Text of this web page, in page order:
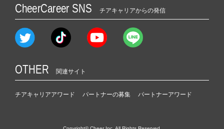
CheerCareer SNS チアキャリアからの発信
OTHER 関連サイト
チアキャリアアワード パートナーの募集 パートナーアワード